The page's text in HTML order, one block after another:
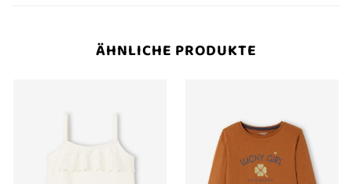
ÄHNLICHE PRODUKTE